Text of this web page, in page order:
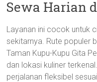
Sewa Harian
Layanan ini cocok untuk
sekitarnya. Rute populer
Taman Kupu-Kupu Gita
dan lokasi kuliner
perjalanan fleksibel